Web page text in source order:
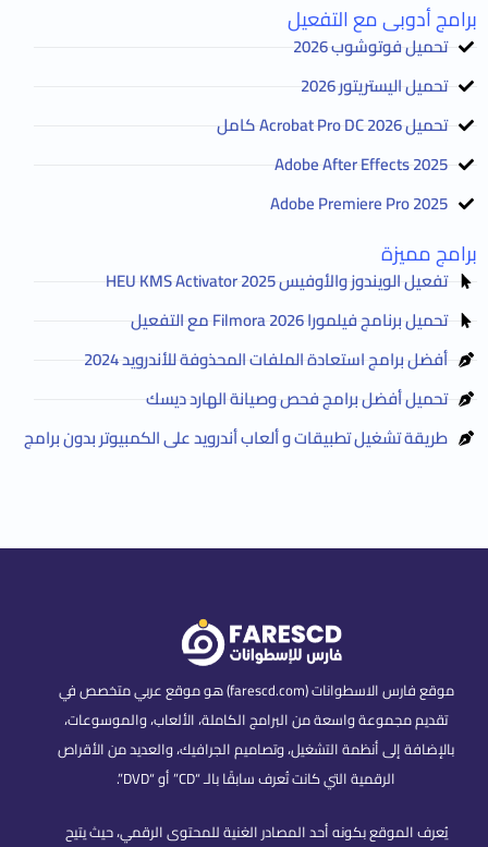
برامج أدوبى مع التفعيل
تحميل فوتوشوب 2026
تحميل اليستريتور 2026
تحميل Acrobat Pro DC 2026 كامل
Adobe After Effects 2025
Adobe Premiere Pro 2025
برامج مميزة
تفعيل الويندوز والأوفيس HEU KMS Activator 2025
تحميل برنامج فيلمورا Filmora 2026 مع التفعيل
أفضل برامج استعادة الملفات المحذوفة للأندرويد 2024
تحميل أفضل برامج فحص وصيانة الهارد ديسك
طريقة تشغيل تطبيقات و ألعاب أندرويد على الكمبيوتر بدون برامج
موقع فارس الاسطوانات (farescd.com) هو موقع عربي متخصص في
تقديم مجموعة واسعة من البرامج الكاملة، الألعاب، والموسوعات،
بالإضافة إلى أنظمة التشغيل، وتصاميم الجرافيك، والعديد من الأقراص
الرقمية التي كانت تُعرف سابقًا بالـ “CD” أو “DVD”.
يُعرف الموقع بكونه أحد المصادر الغنية للمحتوى الرقمي، حيث يتيح